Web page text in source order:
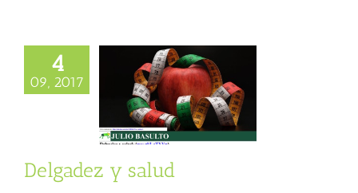
4
09, 2017
y salud
Delgadez y salud